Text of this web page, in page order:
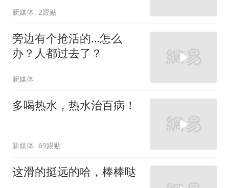
新媒体 2跟贴
旁边有个抢活的…怎么
办？人都过去了？
新媒体
多喝热水，热水治百病！
新媒体 69跟贴
这滑的挺远的哈，棒棒哒